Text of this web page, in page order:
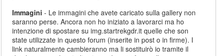
Immagini - Le immagini che avete caricato sulla gallery non
saranno perse. Ancora non ho iniziato a lavorarci ma ho
intenzione di spostare su img.startrekgdr.it quelle che son
state utilizzate in questo forum (inserite in post o in firme). I
link naturalmente cambieranno ma li sostituirò io tramite il